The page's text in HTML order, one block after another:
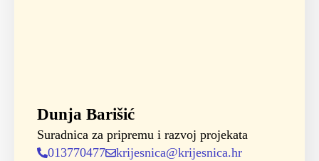
Dunja Barišić
Suradnica za pripremu i razvoj projekata
013770477
krijesnica@krijesnica.hr